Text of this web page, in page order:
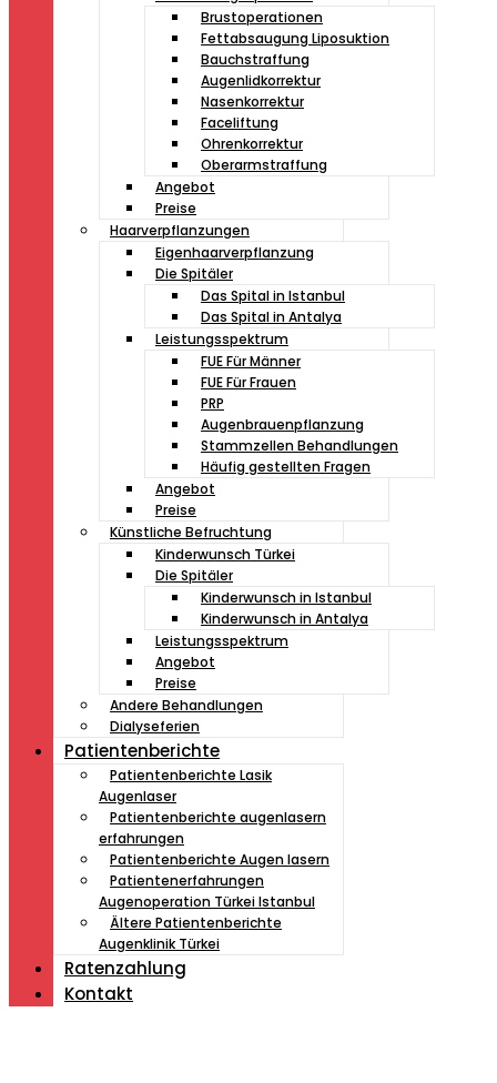
Brustoperationen
Fettabsaugung Liposuktion
Bauchstraffung
Augenlidkorrektur
Nasenkorrektur
Faceliftung
Ohrenkorrektur
Oberarmstraffung
Angebot
Preise
Haarverpflanzungen
Eigenhaarverpflanzung
Die Spitäler
Das Spital in Istanbul
Das Spital in Antalya
Leistungsspektrum
FUE Für Männer
FUE Für Frauen
PRP
Augenbrauenpflanzung
Stammzellen Behandlungen
Häufig gestellten Fragen
Angebot
Preise
Künstliche Befruchtung
Kinderwunsch Türkei
Die Spitäler
Kinderwunsch in Istanbul
Kinderwunsch in Antalya
Leistungsspektrum
Angebot
Preise
Andere Behandlungen
Dialyseferien
Patientenberichte
Patientenberichte Lasik
Augenlaser
Patientenberichte augenlasern
erfahrungen
Patientenberichte Augen lasern
Patientenerfahrungen
Augenoperation Türkei Istanbul
Ältere Patientenberichte
Augenklinik Türkei
Ratenzahlung
Kontakt